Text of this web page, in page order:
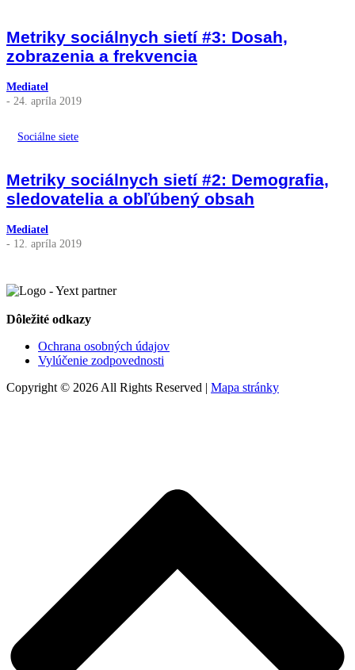
Metriky sociálnych sietí #3: Dosah,
zobrazenia a frekvencia
Mediatel
- 24. apríla 2019
Sociálne siete
Metriky sociálnych sietí #2: Demografia,
sledovatelia a obľúbený obsah
Mediatel
- 12. apríla 2019
Dôležité odkazy
Ochrana osobných údajov
Vylúčenie zodpovednosti
Copyright © 2026 All Rights Reserved | Mapa stránky